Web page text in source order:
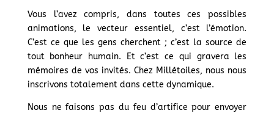
Vous l’avez compris, dans toutes ces possibles
animations, le vecteur essentiel, c’est l’émotion.
C’est ce que les gens cherchent ; c’est la source de
tout bonheur humain. Et c’est ce qui gravera les
mémoires de vos invités. Chez Millétoiles, nous nous
inscrivons totalement dans cette dynamique.
Nous ne faisons pas du feu d’artifice pour envoyer